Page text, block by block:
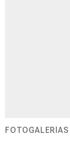
FOTOGALERÍAS